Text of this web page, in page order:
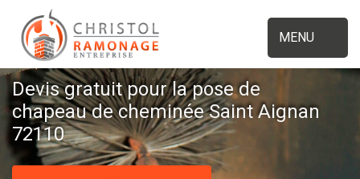
MENU
Devis gratuit pour la pose de
chapeau de cheminée Saint Aignan
72110